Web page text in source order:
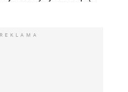
REKLAMA